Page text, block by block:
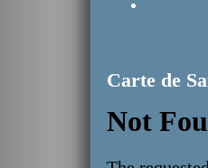
Carte de